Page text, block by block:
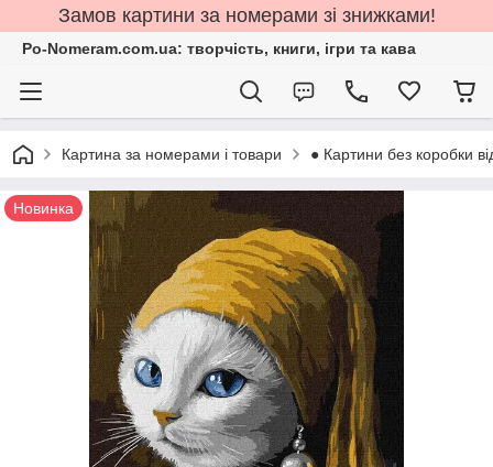
Замов картини за номерами зі знижками!
Po-Nomeram.com.ua: творчість, книги, ігри та кава
Картина за номерами і товари ● Картини без коробки
Новинка